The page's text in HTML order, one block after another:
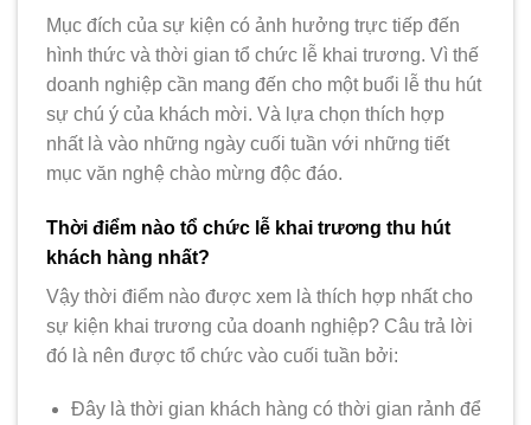
Mục đích của sự kiện có ảnh hưởng trực tiếp đến
hình thức và thời gian tổ chức lễ khai trương. Vì thế
doanh nghiệp cần mang đến cho một buổi lễ thu hút
sự chú ý của khách mời. Và lựa chọn thích hợp
nhất là vào những ngày cuối tuần với những tiết
mục văn nghệ chào mừng độc đáo.
Thời điểm nào tổ chức lễ khai trương thu hút
khách hàng nhất?
Vậy thời điểm nào được xem là thích hợp nhất cho
sự kiện khai trương của doanh nghiệp? Câu trả lời
đó là nên được tổ chức vào cuối tuần bởi:
Đây là thời gian khách hàng có thời gian rảnh để